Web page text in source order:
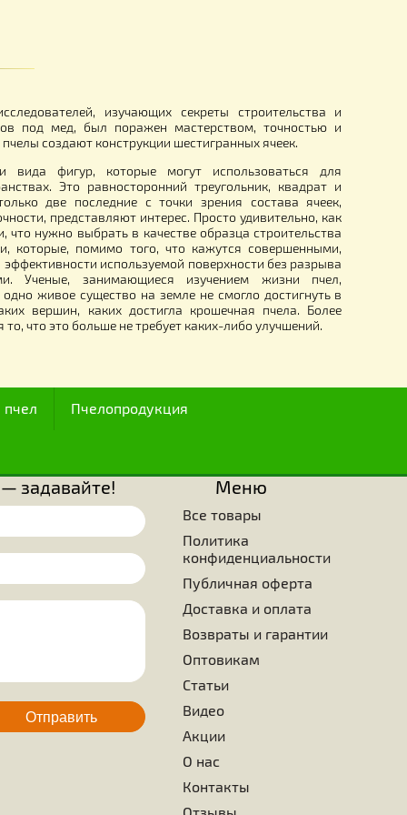
для отжима меда из Сеялка ручная "Господар" СРГ
2 700.00грн.
ячеек сотов под мед, был поражен мастерством,
с какими пчелы создают конструкции шестигранных
пространствах. Это равносторонний треугольник,
которых только две последние с точки зрения
и прочности, представляют интерес. Просто
знали, что нужно выбрать в качестве образца
ячейки, которые, помимо того, что кажутся
эффективности используемой поверхности
Ученые, занимающиеся изучением
что ни одно живое существо на земле не смогло
таких вершин, каких достигла крошечная
является то, что это больше не требует каких-либо
Для пчел